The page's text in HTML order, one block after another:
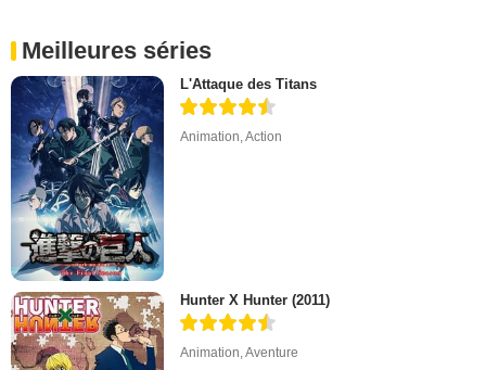
Meilleures séries
L'Attaque des Titans
Animation,Action
Hunter X Hunter (2011)
Animation ,Aventure